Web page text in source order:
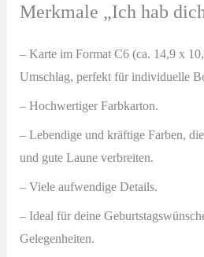
Merkmale „Ich hab
– Karte im Format C6 (ca. 14,9 x
Umschlag, perfekt für individuelle
– Hochwertiger Farbkarton.
– Lebendige und kräftige Farben,
und gute Laune verbreiten.
– Viele aufwendige Details.
– Ideal für deine
Gelegenheiten.